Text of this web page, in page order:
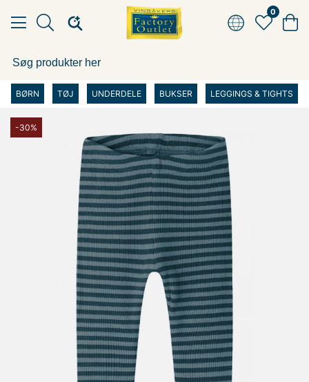
0
BØRN TØJ UNDERDELE BUKSER LEGGINGS & TIGHTS
-30%